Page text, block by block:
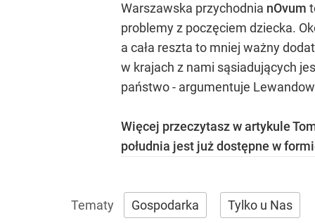
Warszawska przychodnia nOvum
problemy z poczęciem dziecka.
a cała reszta to mniej ważny
w krajach z nami sąsiadujących
państwo - argumentuje
Więcej przeczytasz w artykule
południa jest już dostępne w
Gospodarka Tylko u Nas